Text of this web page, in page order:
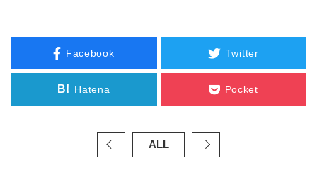
Facebook Twitter
B! Hatena Pocket
ALL